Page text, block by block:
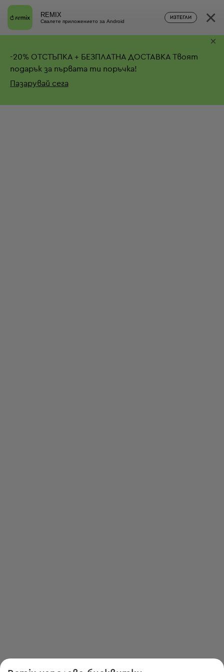
REMIX
Свалете приложението за Android
ИЗТЕГЛИ ×
-20% ОТСТЪПКА + БЕЗПЛАТНА ДОСТАВКА Твоят
подарък за първата ти поръчка!
Пазарувай сега
×